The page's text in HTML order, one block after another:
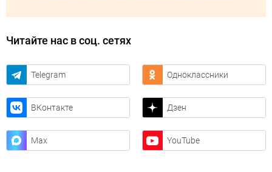
Читайте нас в соц. сетях
Telegram Одноклассники
ВКонтакте Дзен
Max YouTube